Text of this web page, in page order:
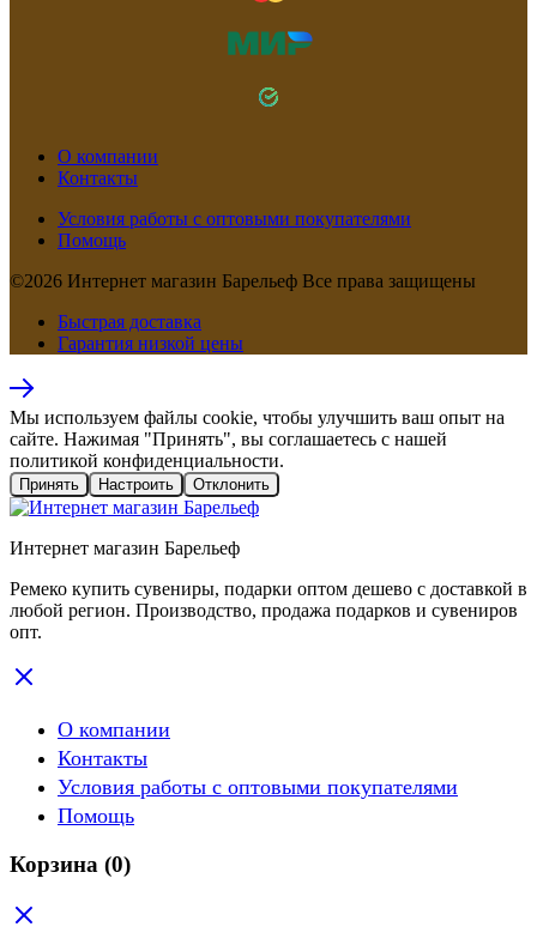
О компании
Контакты
Условия работы с оптовыми покупателями
Помощь
©2026 Интернет магазин Барельеф Все права защищены
Быстрая доставка
Гарантия низкой цены
Мы используем файлы cookie, чтобы улучшить ваш опыт на
сайте. Нажимая "Принять", вы соглашаетесь с нашей
политикой конфиденциальности.
Принять Настроить Отклонить
Интернет магазин Барельеф
Ремеко купить сувениры, подарки оптом дешево с доставкой в
любой регион. Производство, продажа подарков и сувениров
опт.
О компании
Контакты
Условия работы с оптовыми покупателями
Помощь
Корзина (0)